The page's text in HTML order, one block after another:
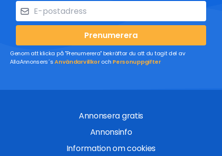
Prenumerera
Genom att klicka på "Prenumerera" bekräftar du att du tagit del av
AllaAnnonsers´sAnvändarvillkoroch Personuppgifter
Annonsera gratis
Annonsinfo
Information om cookies